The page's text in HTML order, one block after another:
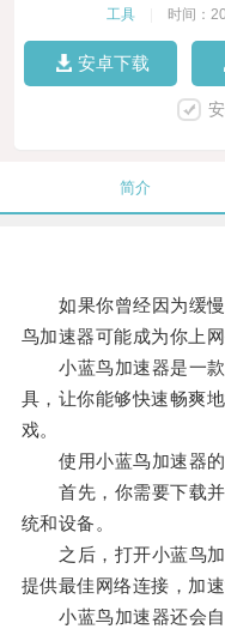
工具 时间：
安卓下载
简介
如果你曾经因为缓慢
鸟加速器可能成为你上
小蓝鸟加速器是一款
具，让你能够快速畅爽
戏。
使用小蓝鸟加速器的
首先，你需要下载并
统和设备。
之后，打开小蓝鸟加
提供最佳网络连接，加
小蓝鸟加速器还会自